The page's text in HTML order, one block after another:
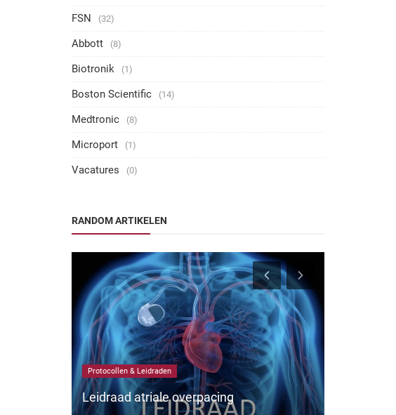
FSN (32)
Abbott (8)
Biotronik (1)
Boston Scientific (14)
Medtronic (8)
Microport (1)
Vacatures (0)
RANDOM ARTIKELEN
Protocollen & Leidraden
Leidraad atriale overpacing